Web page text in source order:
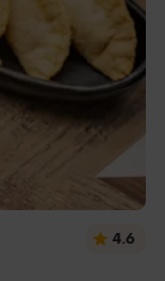
4.6